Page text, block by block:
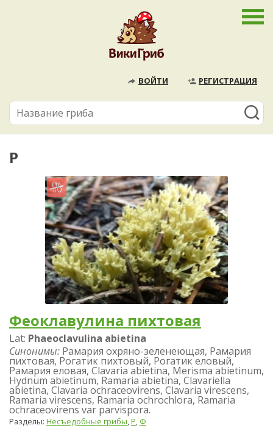
ВОЙТИ РЕГИСТРАЦИЯ
Р
Феоклавулина пихтовая
Lat: Phaeoclavulina abietina
Синонимы: Рамария охряно-зеленеющая, Рамария
пихтовая, Рогатик пихтовый, Рогатик еловый,
Рамария еловая, Clavaria abietina, Merisma abietinum,
Hydnum abietinum, Ramaria abietina, Clavariella
abietina, Clavaria ochraceovirens, Clavaria virescens,
Ramaria virescens, Ramaria ochrochlora, Ramaria
ochraceovirens var parvispora.
Разделы: Несъедобные грибы,Р, Ф